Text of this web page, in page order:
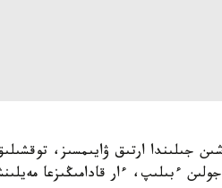
جىلىندا ارتىق ۋايىمسىز،
ءبىلىپ، ءار قادامىڭىزعا